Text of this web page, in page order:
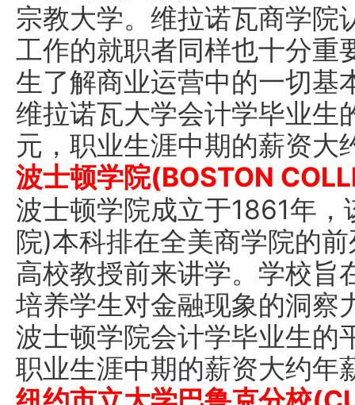
宗教大学。维拉诺瓦商学院
工作的就职者同样也十分重
生了解商业运营中的一切基
维拉诺瓦大学会计学毕业生
元，职业生涯中期的薪资大
波士顿学院(BOSTON
波士顿学院成立于1861年
院)本科排在全美商学院的
高校教授前来讲学。学校旨
培养学生对金融现象的洞察
波士顿学院会计学毕业生的
职业生涯中期的薪资大约年